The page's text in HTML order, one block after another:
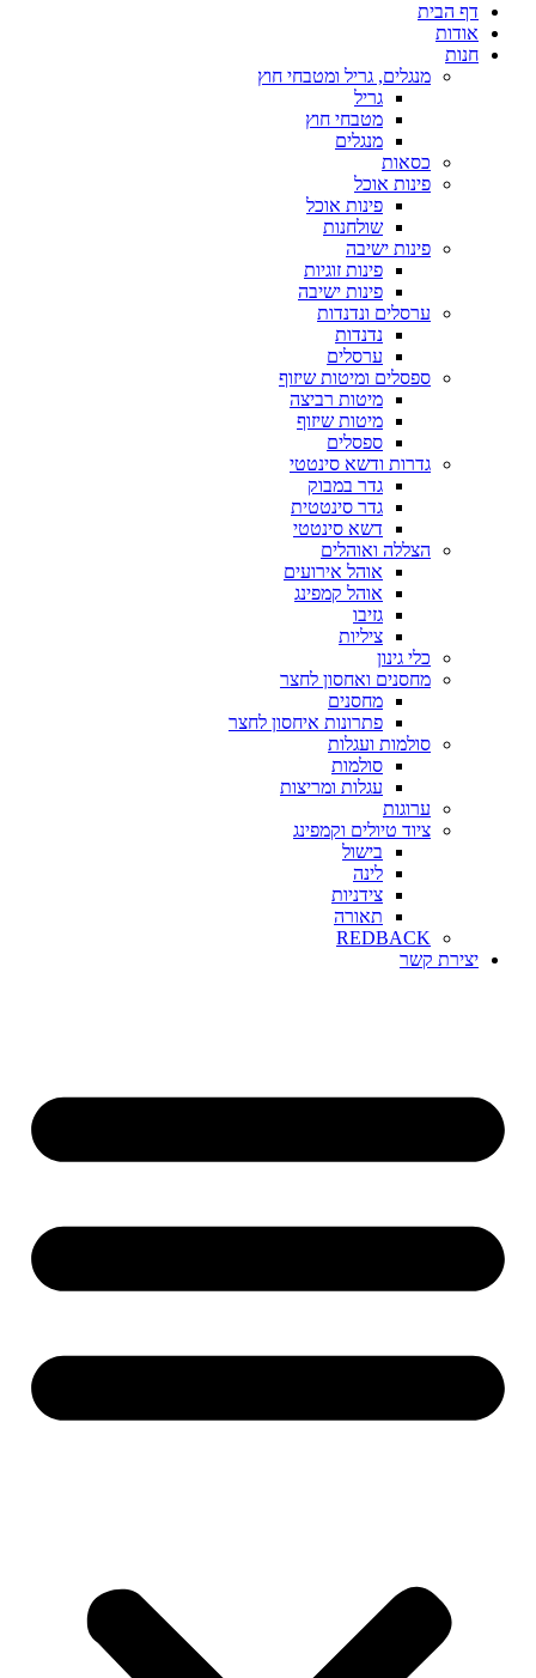
דף הבית
אודות
חנות
מנגלים, גריל ומטבחי חוץ
גריל
מטבחי חוץ
מנגלים
כסאות
פינות אוכל
פינות אוכל
שולחנות
פינות ישיבה
פינות זוגיות
פינות ישיבה
ערסלים ונדנדות
נדנדות
ערסלים
ספסלים ומיטות שיזוף
מיטות רביצה
מיטות שיזוף
ספסלים
גדרות ודשא סינטטי
גדר במבוק
גדר סינטטית
דשא סינטטי
הצללה ואוהלים
אוהל אירועים
אוהל קמפינג
גזיבו
ציליות
כלי גינון
מחסנים ואחסון לחצר
מחסנים
פתרונות איחסון לחצר
סולמות ועגלות
סולמות
עגלות ומריצות
ערוגות
ציוד טיולים וקמפינג
בישול
לינה
צידניות
תאורה
REDBACK
יצירת קשר